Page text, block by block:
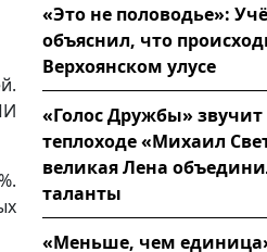
«Это не половодье»:
объяснил, что
Верхоянском улусе
«Голос Дружбы» звучит
теплоходе «Михаил
великая Лена
таланты
«Меньше, чем